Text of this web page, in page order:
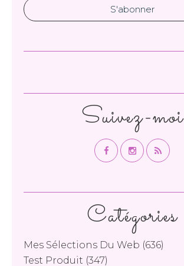
Catégories
Mes Sélections Du Web (636)
Test Produit (347)
Suivez-moi